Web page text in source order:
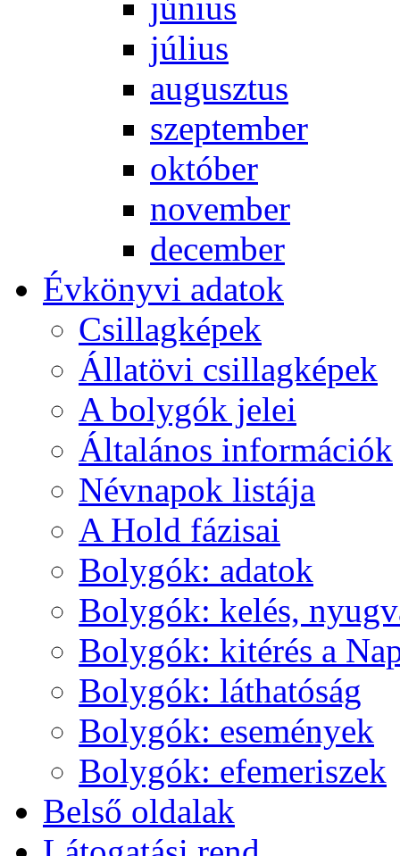
jú­li­us
au­gusz­tus
szep­tem­ber
ok­tó­ber
no­vem­ber
de­cem­ber
Év­köny­vi ada­tok
Csil­lag­ké­pek
Ál­lat­övi csil­lag­ké­pek
A boly­gók je­lei
Ál­ta­lá­nos in­for­má­ci­ók
Név­na­pok lis­tá­ja
A Hold fá­zi­sai
Boly­gók: ada­tok
Boly­gók: ke­lés,
Boly­gók: ki­té­rés a
Boly­gók: lát­ha­tó­ság
Boly­gók: ese­mé­nyek
Boly­gók: efe­me­ri­szek
Bel­ső ol­da­lak